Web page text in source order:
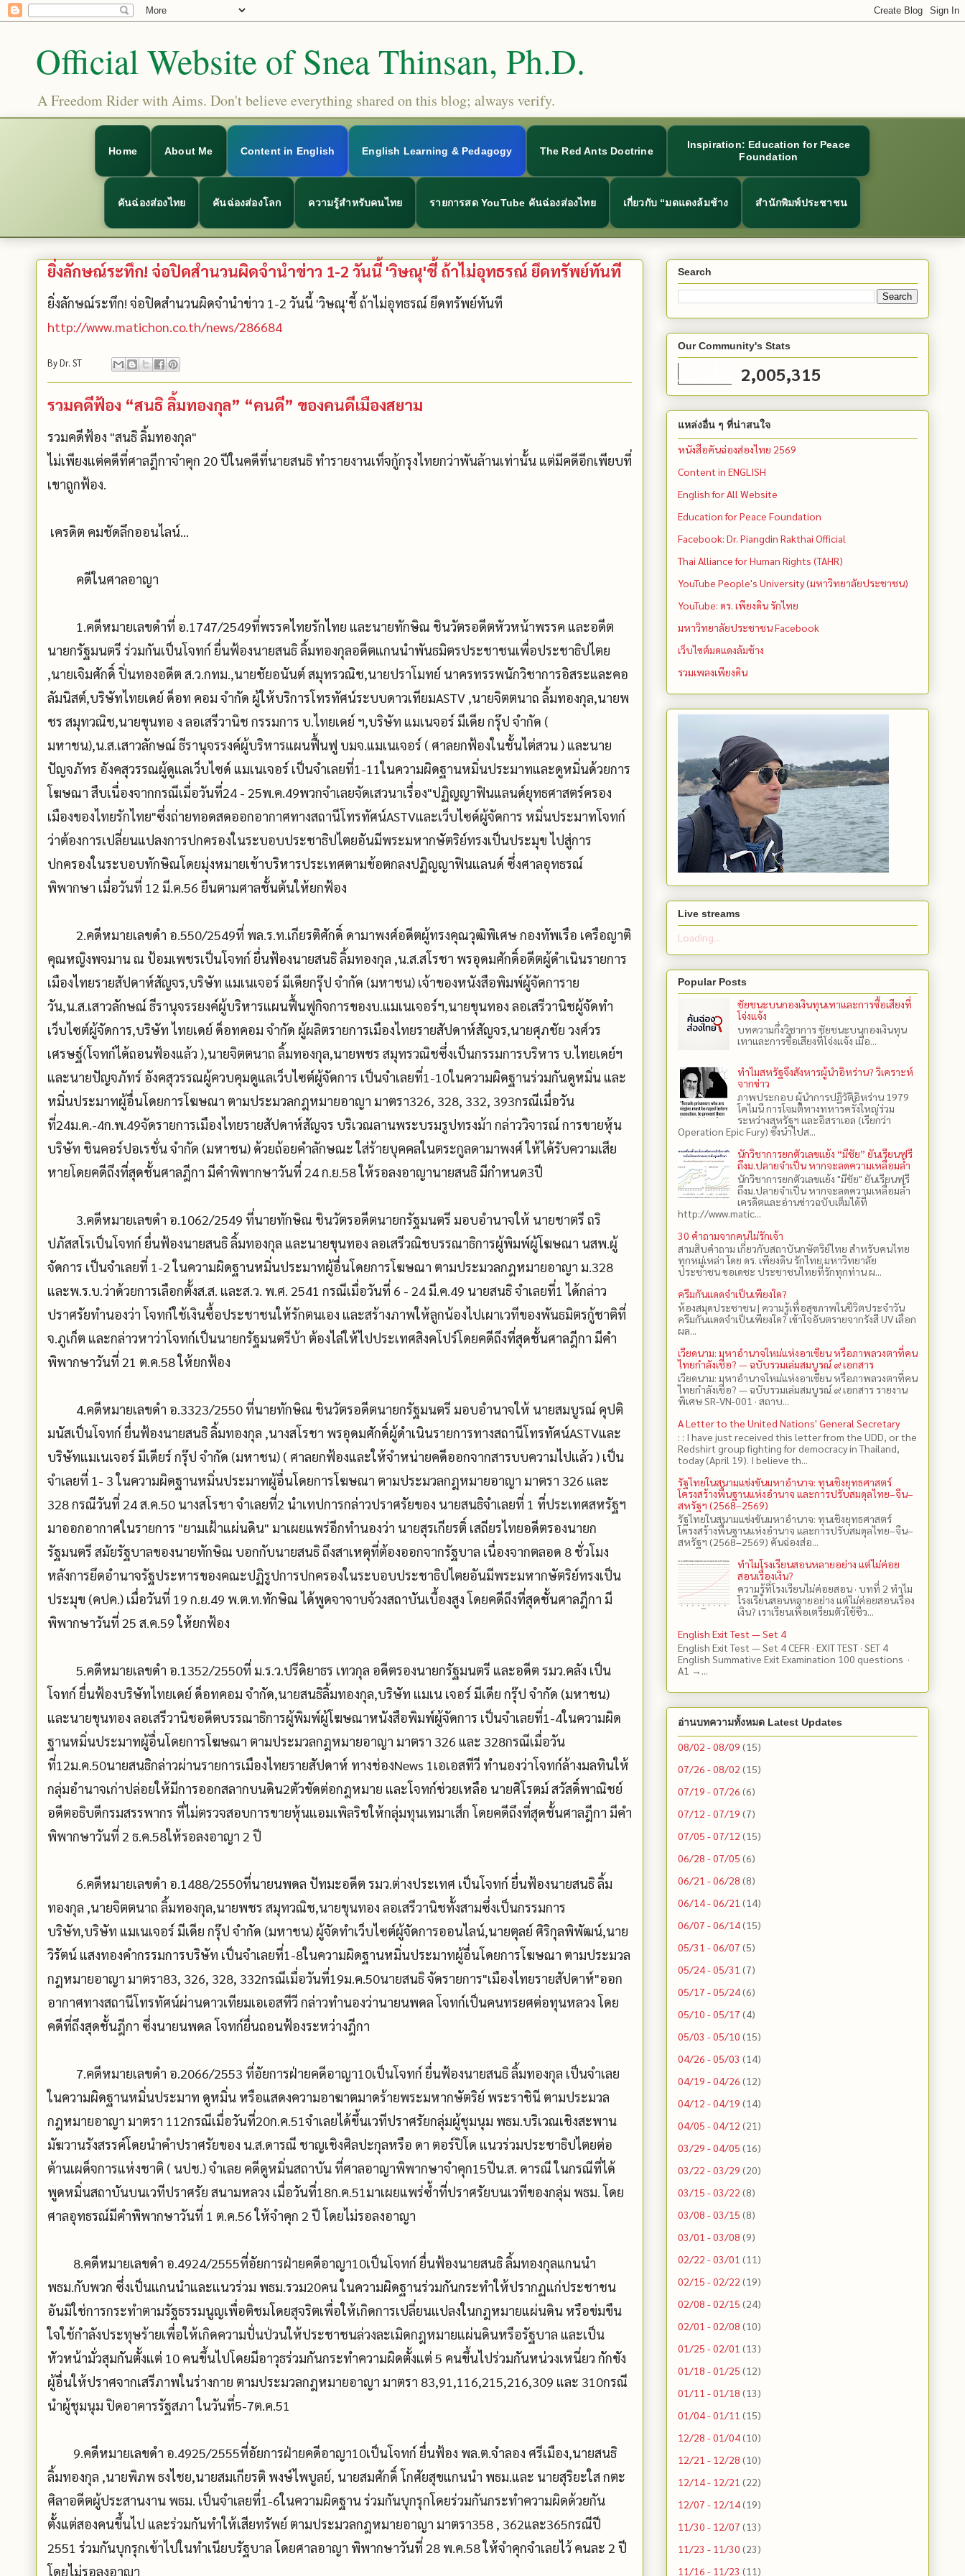
Official Website of Snea Thinsan, Ph.D.
A Freedom Rider with Aims. Don't believe everything shared on this blog; always verify.
Home About Me Content in English English Learning & Pedagogy The Red Ants Doctrine
Inspiration: Education for Peace
Foundation
คันฉ่องส่องไทย คันฉ่องส่องโลก ความรู้สำหรับคนไทย รายการสด YouTube คันฉ่องส่องไทย เกี่ยวกับ “มดแดงล้มช้าง สำนักพิมพ์ประชาชน
ยิ่งลักษณ์ระทึก! จ่อปิดสำนวนผิดจำนำข่าว 1-2 วันนี้ 'วิษณุ'ชี้ ถ้าไม่อุทธรณ์ ยึดทรัพย์ทันที
ยิ่งลักษณ์ระทึก! จ่อปิดสำนวนผิดจำนำข่าว 1-2 วันนี้ 'วิษณุ'ชี้ ถ้าไม่อุทธรณ์ ยึดทรัพย์ทันที
http://www.matichon.co.th/news/286684
ByDr. ST
รวมคดีฟ้อง “สนธิ ลิ้มทองกุล” “คนดี” ของคนดีเมืองสยาม
รวมคดีฟ้อง "สนธิ ลิ้มทองกุล"
ไม่เพียงแต่คดีที่ศาลฎีกาจำคุก 20 ปีในคดีที่นายสนธิ ทำรายงานเท็จกู้กรุงไทยกว่าพันล้านเท่านั้น แต่มีคดีอีกเพียบที่
เขาถูกฟ้อง.
เครดิต คมชัดลึกออนไลน์...
คดีในศาลอาญา
1.คดีหมายเลขดำที่ อ.1747/2549ที่พรรคไทยรักไทย และนายทักษิณ ชินวัตรอดีตหัวหน้าพรรค และอดีต
นายกรัฐมนตรี ร่วมกันเป็นโจทก์ ยื่นฟ้องนายสนธิ ลิ้มทองกุลอดีตแกนนำพันธมิตรประชาชนเพื่อประชาธิปไตย
,นายเจิมศักดิ์ ปิ่นทองอดีต ส.ว.กทม.,นายชัยอนันต์ สมุทรวณิช,นายปราโมทย์ นาครทรรพนักวิชาการอิสระและคอ
ลัมนิสต์,บริษัทไทยเดย์ ด็อท คอม จำกัด ผู้ให้บริการโทรทัศน์ระบบดาวเทียมASTV ,นายจิตตนาถ ลิ้มทองกุล,นายพ
ชร สมุทวณิช,นายขุนทอ ง ลอเสรีวานิช กรรมการ บ.ไทยเดย์ ฯ,บริษัท แมเนจอร์ มีเดีย กรุ๊ป จำกัด (
มหาชน),น.ส.เสาวลักษณ์ ธีรานุจรรงค์ผู้บริหารแผนฟื้นฟู บมจ.แมเนเจอร์ ( ศาลยกฟ้องในชั้นไต่สวน ) และนาย
ปัญจภัทร อังคสุวรรณผู้ดูแลเว็บไซด์ แมเนเจอร์ เป็นจำเลยที่1-11ในความผิดฐานหมิ่นประมาทและดูหมิ่นด้วยการ
โฆษณา สืบเนื่องจากกรณีเมื่อวันที่24 - 25พ.ค.49พวกจำเลยจัดเสวนาเรื่อง"ปฏิญญาฟินแลนด์ยุทธศาสตร์ครอง
เมืองของไทยรักไทย"ซึ่งถ่ายทอดสดออกอากาศทางสถานีโทรทัศน์ASTVและเว็บไซด์ผู้จัดการ หมิ่นประมาทโจทก์
ว่าต้องการเปลี่ยนแปลงการปกครองในระบอบประชาธิปไตยอันมีพระมหากษัตริย์ทรงเป็นประมุข ไปสู่การ
ปกครองในระบอบทักษิณโดยมุ่งหมายเข้าบริหารประเทศตามข้อตกลงปฏิญญาฟินแลนด์ ซึ่งศาลอุทธรณ์
พิพากษา เมื่อวันที่ 12 มี.ค.56 ยืนตามศาลชั้นต้นให้ยกฟ้อง
2.คดีหมายเลขดำ อ.550/2549ที่ พล.ร.ท.เกียรติศักดิ์ ดามาพงศ์อดีตผู้ทรงคุณวุฒิพิเศษ กองทัพเรือ เครือญาติ
คุณหญิงพจมาน ณ ป้อมเพชรเป็นโจทก์ ยื่นฟ้องนายสนธิ ลิ้มทองกุล ,น.ส.สโรชา พรอุดมศักดิ์อดีตผู้ดำเนินรายการ
เมืองไทยรายสัปดาห์สัญจร,บริษัท แมเนเจอร์ มีเดียกรุ๊ป จำกัด (มหาชน) เจ้าของหนังสือพิมพ์ผู้จัดการาย
วัน,น.ส.เสาวลักษณ์ ธีรานุจรรยงค์ผู้บริหารแผนฟื้นฟูกิจการของบ.แมเนเจอร์ฯ,นายขุนทอง ลอเสรีวานิชผู้จัดทำ
เว็บไซต์ผู้จัดการ,บริษัท ไทยเดย์ ด็อทคอม จำกัด ผู้ผลิตรายการเมืองไทยรายสัปดาห์สัญจร,นายศุภชัย วงศ์วร
เศรษฐ์(โจทก์ได้ถอนฟ้องแล้ว ),นายจิตตนาถ ลิ้มทองกุล,นายพชร สมุทรวณิชซึ่งเป็นกรรมการบริหาร บ.ไทยเดย์ฯ
และนายปัญจภัทร์ อังคสุวรรณผู้ควบคุมดูแลเว็บไซต์ผู้จัดการ เป็นจำเลยที่1-10ในความผิดฐานร่วมกันดูหมิ่น และ
หมิ่นประมาทผู้อื่นโดยการโฆษณา ตามประมวลกฎหมายอาญา มาตรา326, 328, 332, 393กรณีเมื่อวัน
ที่24ม.ค.-4ก.พ.49จัดรายการเมืองไทยรายสัปดาห์สัญจร บริเวณลานพระบรมรูปทรงม้า กล่าววิจารณ์ การขายหุ้น
บริษัท ชินคอร์ปอเรชั่น จำกัด (มหาชน) ด้วยถ้อยคำลักษณะ ใส่ร้ายบุคคลในตระกูลดามาพงศ์ ให้ได้รับความเสีย
หายโดยคดีถึงที่สุดชั้นศาลฎีกา มีคำพิพากษาวันที่ 24 ก.ย.58 ให้รอลงอาญานายสนธิ มีกำหนด3ปี
3.คดีหมายเลขดำ อ.1062/2549 ที่นายทักษิณ ชินวัตรอดีตนายกรัฐมนตรี มอบอำนาจให้ นายชาตรี ถริ
ปภัสสโรเป็นโจทก์ ยื่นฟ้องนายสนธิ ลิ้มทองกุล และนายขุนทอง ลอเสรีวณิชบรรณาธิการผู้พิมพ์ผู้โฆษณา นสพ.ผู้
จัดการ เป็นจำเลยที่ 1-2 ในความผิดฐานหมิ่นประมาทผู้อื่นโดยการโฆษณา ตามประมวลกฎหมายอาญา ม.328
และพ.ร.บ.ว่าด้วยการเลือกตั้งส.ส. และส.ว. พ.ศ. 2541 กรณีเมื่อวันที่ 6 - 24 มี.ค.49 นายสนธิ จำเลยที่1 ได้กล่าว
ปราศรัยทำนองว่า โจทก์ใช้เงินซื้อประชาชนให้รักตนเอง และสร้างภาพให้ลูกน้องไปเผาเวทีของพันธมิตรกู้ชาติที่
จ.ภูเก็ต และกล่าวหาว่าโจทก์เป็นนายกรัฐมนตรีบ้า ต้องไล่ให้ไปประเทศสิงคโปร์โดยคดีถึงที่สุดชั้นศาลฎีกา มีคำ
พิพากษาวันที่ 21 ต.ค.58 ให้ยกฟ้อง
4.คดีหมายเลขดำ อ.3323/2550 ที่นายทักษิณ ชินวัตรอดีตนายกรัฐมนตรี มอบอำนาจให้ นายสมบูรณ์ คุปติ
มนัสเป็นโจทก์ ยื่นฟ้องนายสนธิ ลิ้มทองกุล ,นางสโรชา พรอุดมศักดิ์ผู้ดำเนินรายการทางสถานีโทรทัศน์ASTVและ
บริษัทแมเนเจอร์ มีเดียร์ กรุ๊ป จำกัด (มหาชน) ( ศาลยกฟ้องและให้จำหน่ายคดีออกจากสารบบความไปแล้ว ) เป็น
จำเลยที่ 1- 3 ในความผิดฐานหมิ่นประมาทผู้อื่นโดยการโฆษณา ตามประมวลกฎหมายอาญา มาตรา 326 และ
328 กรณีวันที่ 24 ส.ค.50 นางสโรชา จำเลยที่2 นำเทปการกล่าวปราศรัยของ นายสนธิจำเลยที่ 1 ที่ประเทศสหรัฐฯ
มาออกอากาศในรายการ "ยามเฝ้าแผ่นดิน" มาเผยแพร่อีกทำนองว่า นายสุรเกียรติ์ เสถียรไทยอดีตรองนายก
รัฐมนตรี สมัยรัฐบาลของนายทักษิณ บอกกับนายสนธิ ถึงสาเหตุที่ต้องออกจากรัฐบาล เนื่องจากตลอด 8 ชั่วโมง
หลังการยึดอำนาจรัฐประหารของคณะปฏิรูปการปกครองในระบอบประชาธิปไตยอันมีพระมหากษัตริย์ทรงเป็น
ประมุข (คปค.) เมื่อวันที่ 19 ก.ย.49 พ.ต.ท.ทักษิณ ได้พูดจาจาบจ้วงสถาบันเบื้องสูง โดยคดีถึงที่สุดชั้นศาลฎีกา มี
พิพากษาวันที่ 25 ส.ค.59 ให้ยกฟ้อง
5.คดีหมายเลขดำ อ.1352/2550ที่ ม.ร.ว.ปรีดิยาธร เทวกุล อดีตรองนายกรัฐมนตรี และอดีต รมว.คลัง เป็น
โจทก์ ยื่นฟ้องบริษัทไทยเดย์ ด็อทคอม จำกัด,นายสนธิลิ้มทองกุล,บริษัท แมเน เจอร์ มีเดีย กรุ๊ป จำกัด (มหาชน)
และนายขุนทอง ลอเสรีวานิชอดีตบรรณาธิการผู้พิมพ์ผู้โฆษณาหนังสือพิมพ์ผู้จัดการ เป็นจำเลยที่1-4ในความผิด
ฐานหมิ่นประมาทผู้อื่นโดยการโฆษณา ตามประมวลกฎหมายอาญา มาตรา 326 และ 328กรณีเมื่อวัน
ที่12ม.ค.50นายสนธิกล่าวผ่านรายการเมืองไทยรายสัปดาห์ ทางช่องNews 1เอเอสทีวี ทำนองว่าโจทก์ล้างมลทินให้
กลุ่มอำนาจเก่าปล่อยให้มีการออกสลากบนดิน2ตัวขัดต่อกฎหมาย และโจทก์ช่วยเหลือ นายศิโรตม์ สวัสดิ์พาณิชย์
อดีตอธิบดีกรมสรรพากร ที่ไม่ตรวจสอบการขายหุ้นแอมเพิลริชให้กลุ่มทุนเทมาเส็ก โดยคดีถึงที่สุดชั้นศาลฎีกา มีคำ
พิพากษาวันที่ 2 ธ.ค.58ให้รอลงอาญา 2 ปี
6.คดีหมายเลขดำ อ.1488/2550ที่นายนพดล ปัทมะอดีต รมว.ต่างประเทศ เป็นโจทก์ ยื่นฟ้องนายสนธิ ลิ้ม
ทองกุล ,นายจิตตนาถ ลิ้มทองกุล,นายพชร สมุทวณิช,นายขุนทอง ลอเสรีวานิชทั้งสามซึ่งเป็นกรรมการ
บริษัท,บริษัท แมเนเจอร์ มีเดีย กรุ๊ป จำกัด (มหาชน) ผู้จัดทำเว็บไซต์ผู้จัดการออนไลน์,นายตุลย์ ศิริกุลพิพัฒน์,นาย
วิรัตน์ แสงทองคำกรรมการบริษัท เป็นจำเลยที่1-8ในความผิดฐานหมิ่นประมาทผู้อื่นโดยการโฆษณา ตามประมวล
กฎหมายอาญา มาตรา83, 326, 328, 332กรณีเมื่อวันที่19ม.ค.50นายสนธิ จัดรายการ"เมืองไทยรายสัปดาห์"ออก
อากาศทางสถานีโทรทัศน์ผ่านดาวเทียมเอเอสทีวี กล่าวทำนองว่านายนพดล โจทก์เป็นคนทรยศต่อทุนหลวง โดย
คดีที่ถึงสุดชั้นฎีกา ซึ่งนายนพดล โจทก์ยื่นถอนฟ้องระหว่างฎีกา
7.คดีหมายเลขดำ อ.2066/2553 ที่อัยการฝ่ายคดีอาญา10เป็นโจทก์ ยื่นฟ้องนายสนธิ ลิ้มทองกุล เป็นจำเลย
ในความผิดฐานหมิ่นประมาท ดูหมิ่น หรือแสดงความอาฆาตมาดร้ายพระมหากษัตริย์ พระราชินี ตามประมวล
กฎหมายอาญา มาตรา 112กรณีเมื่อวันที่20ก.ค.51จำเลยได้ขึ้นเวทีปราศรัยกลุ่มผู้ชุมนุม พธม.บริเวณเชิงสะพาน
มัฆวานรังสรรค์โดยนำคำปราศรัยของ น.ส.ดารณี ชาญเชิงศิลปะกุลหรือ ดา ตอร์ปิโด แนวร่วมประชาธิปไตยต่อ
ต้านเผด็จการแห่งชาติ ( นปช.) จำเลย คดีดูหมิ่นสถาบัน ที่ศาลอาญาพิพากษาจำคุก15ปีน.ส. ดารณี ในกรณีที่ได้
พูดหมิ่นสถาบันบนเวทีปราศรัย สนามหลวง เมื่อวันที่18ก.ค.51มาเผยแพร่ซ้ำที่ปราศรัยบนเวทีของกลุ่ม พธม. โดย
ศาลอุทธรณ์มีคำพิพากษาวันที่ 1 ต.ค.56 ให้จำคุก 2 ปี โดยไม่รอลงอาญา
8.คดีหมายเลขดำ อ.4924/2555ที่อัยการฝ่ายคดีอาญา10เป็นโจทก์ ยื่นฟ้องนายสนธิ ลิ้มทองกุลแกนนำ
พธม.กับพวก ซึ่งเป็นแกนนำและแนวร่วม พธม.รวม20คน ในความผิดฐานร่วมกันกระทำให้ปรากฏแก่ประชาชน
อันมิใช่การกระทำตามรัฐธรรมนูญเพื่อติชมโดยสุจริตเพื่อให้เกิดการเปลี่ยนแปลงในกฎหมายแผ่นดิน หรือข่มขืน
ใจใช้กำลังประทุษร้ายเพื่อให้เกิดความปั่นป่วนให้ประชาชนล่วงละเมิดกฎหมายแผ่นดินหรือรัฐบาล และเป็น
หัวหน้ามั่วสุมกันตั้งแต่ 10 คนขึ้นไปโดยมีอาวุธร่วมกันกระทำความผิดตั้งแต่ 5 คนขึ้นไปร่วมกันหน่วงเหนี่ยว กักขัง
ผู้อื่นให้ปราศจากเสรีภาพในร่างกาย ตามประมวลกฎหมายอาญา มาตรา 83,91,116,215,216,309 และ 310กรณี
นำผู้ชุมนุม ปิดอาคารรัฐสภา ในวันที่5-7ต.ค.51
9.คดีหมายเลขดำ อ.4925/2555ที่อัยการฝ่ายคดีอาญา10เป็นโจทก์ ยื่นฟ้อง พล.ต.จำลอง ศรีเมือง,นายสนธิ
ลิ้มทองกุล ,นายพิภพ ธงไชย,นายสมเกียรติ พงษ์ไพบูลย์, นายสมศักดิ์ โกศัยสุขแกนนำ พธม.และ นายสุริยะใส กตะ
ศิลาอดีตผู้ประสานงาน พธม. เป็นจำเลยที่1-6ในความผิดฐาน ร่วมกันบุกรุกโดยร่วมกันกระทำความผิดด้วยกัน
ตั้งแต่สองคนขึ้นไป และร่วมกันทำให้เสียทรัพย์ ตามประมวลกฎหมายอาญา มาตรา358 , 362และ365กรณีปี
2551 ร่วมกันบุกรุกเข้าไปในทำเนียบรัฐบาล โดยศาลอาญา พิพากษาวันที่ 28 พ.ค.58 ให้จำคุกจำเลยไว้ คนละ 2 ปี
โดยไม่รอลงอาญา
Search
Our Community's Stats
2,005,315
แหล่งอื่น ๆ ที่น่าสนใจ
หนังสือคันฉ่องส่องไทย 2569
Content in ENGLISH
English for All Website
Education for Peace Foundation
Facebook: Dr. Piangdin Rakthai Official
Thai Alliance for Human Rights (TAHR)
YouTube People's University (มหาวิทยาลัยประชาชน)
YouTube: ดร. เพียงดิน รักไทย
มหาวิทยาลัยประชาชน Facebook
เว็บไซต์มดแดงล้มช้าง
รวมเพลงเพียงดิน
Live streams
Loading...
Popular Posts
ชัยชนะบนกองเงินทุนเทาและการซื้อเสียงที่
โจ่งแจ้ง
บทความกึ่งวิชาการ ชัยชนะบนกองเงินทุน
เทาและการซื้อเสียงที่โจ่งแจ้ง เมื่อ...
ทำไมสหรัฐจึงสังหารผู้นำอิหร่าน? วิเคราะห์
จากข่าว
ภาพประกอบ ผู้นำการปฏิวัติอิหร่าน 1979
โคไมนี การโจมตีทางทหารครั้งใหญ่ร่วม
ระหว่างสหรัฐฯ และอิสราเอล (เรียกว่า
Operation Epic Fury) ซึ่งนำไปส...
นักวิชาการยกตัวเลขแย้ง “มีชัย” ยันเรียนฟรี
ถึงม.ปลายจำเป็น หากจะลดความเหลื่อมล้ำ
นักวิชาการยกตัวเลขแย้ง "มีชัย" ยันเรียนฟรี
ถึงม.ปลายจำเป็น หากจะลดความเหลื่อมล้ำ
เครดิตและอ่านข่าวฉบับเต็มได้ที่
http://www.matic...
30 คำถามจากคนไม่รักเจ้า
สามสิบคำถาม เกี่ยวกับสถาบันกษัตริย์ไทย สำหรับคนไทย
ทุกหมู่เหล่า โดย ดร.​ เพียงดิน รักไทย มหาวิทยาลัย
ประชาชน ขอเดชะ ประชาชนไทยที่รักทุกท่าน ผ...
ครีมกันแดดจำเป็นเพียงใด?
ห้องสมุดประชาชน | ความรู้เพื่อสุขภาพในชีวิตประจำวัน
ครีมกันแดดจำเป็นเพียงใด? เข้าใจอันตรายจากรังสี UV เลือก
ผล...
เวียดนาม: มหาอำนาจใหม่แห่งอาเซียน หรือภาพลวงตาที่คน
ไทยกำลังเชื่อ? — ฉบับรวมเล่มสมบูรณ์ ๙ เอกสาร
เวียดนาม: มหาอำนาจใหม่แห่งอาเซียน หรือภาพลวงตาที่คน
ไทยกำลังเชื่อ? — ฉบับรวมเล่มสมบูรณ์ ๙ เอกสาร รายงาน
พิเศษ SR-VN-001 · สถาบ...
A Letter to the United Nations' General Secretary
: : I have just received this letter from the UDD, or the
Redshirt group fighting for democracy in Thailand,
today (April 19). I believe th...
รัฐไทยในสนามแข่งขันมหาอำนาจ: ทุนเชิงยุทธศาสตร์
โครงสร้างพื้นฐานแห่งอำนาจ และการปรับสมดุลไทย–จีน–
สหรัฐฯ (2568–2569)
รัฐไทยในสนามแข่งขันมหาอำนาจ: ทุนเชิงยุทธศาสตร์
โครงสร้างพื้นฐานแห่งอำนาจ และการปรับสมดุลไทย–จีน–
สหรัฐฯ (2568–2569) คันฉ่องส่อ...
ทำไมโรงเรียนสอนหลายอย่าง แต่ไม่ค่อย
สอนเรื่องเงิน?
ความรู้ที่โรงเรียนไม่ค่อยสอน · บทที่ 2 ทำไม
โรงเรียนสอนหลายอย่าง แต่ไม่ค่อยสอนเรื่อง
เงิน? เราเรียนเพื่อเตรียมตัวใช้ชีว...
English Exit Test — Set 4
English Exit Test — Set 4 CEFR · EXIT TEST · SET 4
English Summative Exit Examination 100 questions ·
A1 →...
อ่านบทความทั้งหมด Latest Updates
08/02 - 08/09 (15)
07/26 - 08/02 (15)
07/19 - 07/26 (6)
07/12 - 07/19 (7)
07/05 - 07/12 (15)
06/28 - 07/05 (6)
06/21 - 06/28 (8)
06/14 - 06/21 (14)
06/07 - 06/14(15)
05/31 - 06/07 (5)
05/24 - 05/31 (7)
05/17 - 05/24(6)
05/10 - 05/17 (4)
05/03 - 05/10 (15)
04/26 - 05/03 (14)
04/19 - 04/26 (12)
04/12 - 04/19 (14)
04/05 - 04/12 (21)
03/29 - 04/05 (16)
03/22 - 03/29 (20)
03/15 - 03/22 (8)
03/08 - 03/15 (8)
03/01 - 03/08 (9)
02/22 - 03/01 (11)
02/15 - 02/22 (19)
02/08 - 02/15 (24)
02/01 - 02/08 (10)
01/25 - 02/01 (13)
01/18 - 01/25 (12)
01/11 - 01/18 (13)
01/04 - 01/11 (15)
12/28 - 01/04(10)
12/21 - 12/28 (10)
12/14 - 12/21 (22)
12/07 - 12/14(19)
11/30 - 12/07 (13)
11/23 - 11/30 (23)
11/16 - 11/23 (11)